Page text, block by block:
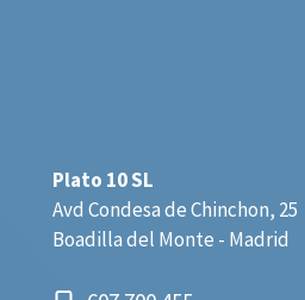
Plato 10 SL
Avd Condesa de Chinchon, 25
Boadilla del Monte - Madrid